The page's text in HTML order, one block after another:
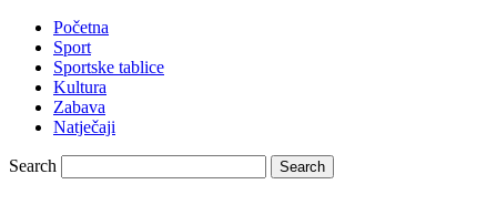
Početna
Sport
Sportske tablice
Kultura
Zabava
Natječaji
Search